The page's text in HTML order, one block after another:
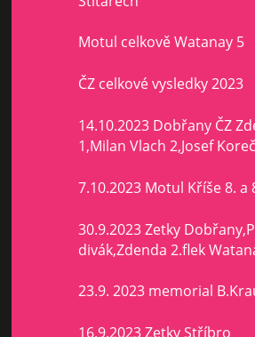
Motul celkově Watanay 5
ČZ celkové vysledky 2023
14.10.2023 Dobřany ČZ
1,Milan Vlach 2,Josef
7.10.2023 Motul Kříše 8. a
30.9.2023 Zetky
divák,Zdenda 2.flek
23.9. 2023 memorial
16.9.2023 Zetky Stříbro